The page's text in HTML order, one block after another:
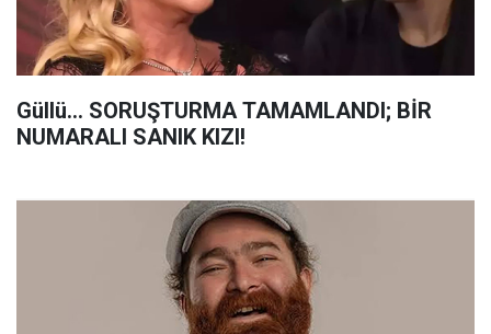
Güllü... SORUŞTURMA TAMAMLANDI; BİR
NUMARALI SANIK KIZI!